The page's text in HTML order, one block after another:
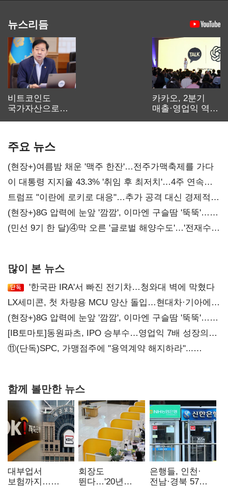
뉴스리듬
비트코인도
국가자산으로…'
카카오, 2분기
매출·영업익 역대
주요 뉴스
(현장+)여름밤 채운 '맥주 한잔'…전주가맥축제를 가다
이 대통령 지지율 43.3% '취임 후 최저치'…4주 연속
'하락'
트럼프 "이란에 로키로 대응"…추가 공격 대신 경제적
압박 시사
(현장+)8G 압력에 눈앞 '깜깜', 이마엔 구슬땀 '뚝뚝'…
화려한 에어쇼 뒤 땀방울
(민선 9기 한 달)④막 오른 '글로벌 해양수도'…'전재수
많이 본 뉴스
'한국판 IRA'서 빠진 전기차…청와대 벽에 막혔다
LX세미콘, 첫 차량용 MCU 양산 돌입…현대차·기아에
공급
(현장+)8G 압력에 눈앞 '깜깜', 이마엔 구슬땀 '뚝뚝'…
화려한 에어쇼 뒤 땀방울
[IB토마토]동원파츠, IPO 승부수…영업익 7배 성장의
이면은 고객 편중
⑪(단독)SPC, 가맹점주에 "용역계약 해지하라"...
함께 볼만한 뉴스
대부업서
보험까지…
회장도
뛴다…'20년
은행들, 인천·
전남·경북 57조